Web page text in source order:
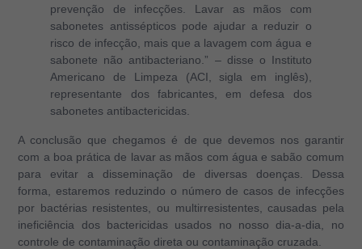
prevenção de infecções. Lavar as mãos com
sabonetes antissépticos pode ajudar a reduzir o
risco de infecção, mais que a lavagem com água e
sabonete não antibacteriano.” – disse o Instituto
Americano de Limpeza (ACI, sigla em inglês),
representante dos fabricantes, em defesa dos
sabonetes antibactericidas.
A conclusão que chegamos é de que devemos nos garantir
com a boa prática de lavar as mãos com água e sabão comum
para evitar a disseminação de diversas doenças. Dessa
forma, estaremos reduzindo o número de casos de infecções
por bactérias resistentes, ou multirresistentes, causadas pela
ineficiência dos bactericidas usados no nosso dia-a-dia, no
controle de contaminação direta ou contaminação cruzada.